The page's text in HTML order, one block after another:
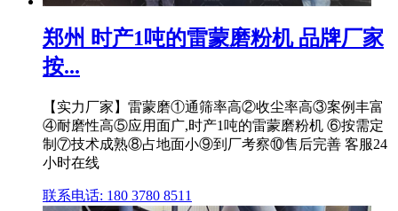
郑州 时产1吨的雷蒙磨粉机 品牌厂家
按...
【实力厂家】雷蒙磨①通筛率高②收尘率高③案例丰富
④耐磨性高⑤应用面广,时产1吨的雷蒙磨粉机 ⑥按需定
制⑦技术成熟⑧占地面小⑨到厂考察⑩售后完善 客服24
小时在线
联系电话: 180 3780 8511